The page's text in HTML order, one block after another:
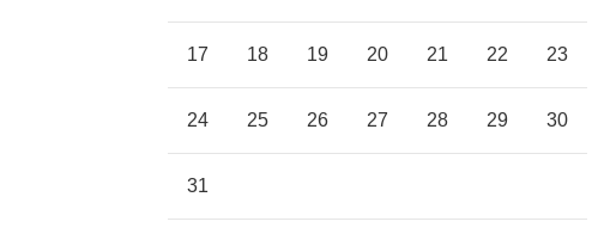
17 18 19 20 21 22 23
24 25 26 27 28 29 30
31